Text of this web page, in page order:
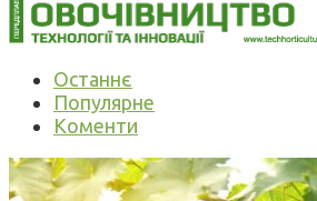
Останнє
Популярне
Коменти